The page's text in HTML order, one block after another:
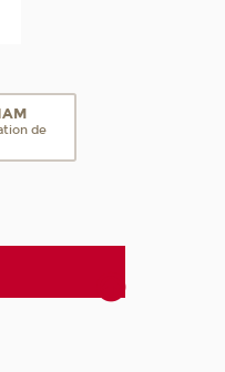
de